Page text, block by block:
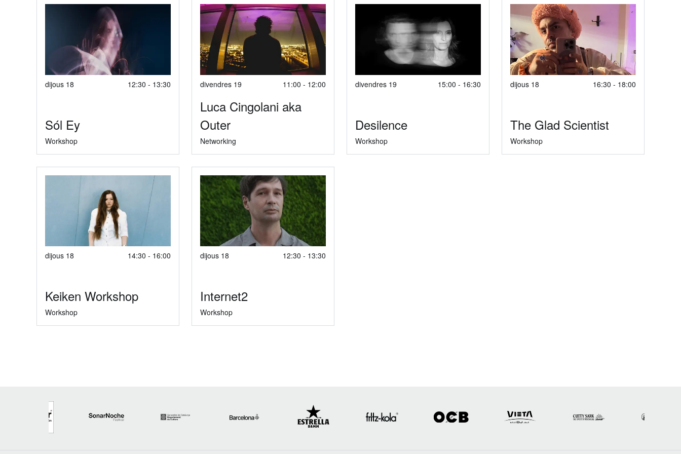
dijous 18 12:30 - 13:30
Sól Ey
Workshop
divendres 19 11:00 - 12:00
Luca Cingolani aka
Outer
Networking
divendres 19 15:00 - 16:30
Desilence
Workshop
dijous 18 16:30 - 18:00
The Glad Scientist
Workshop
dijous 18 14:30 - 16:00
Keiken Workshop
Workshop
dijous 18 12:30 - 13:30
Internet2
Workshop